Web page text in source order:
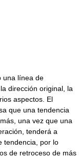
una línea de
dirección original, la
aspectos. El
que una tendencia
una vez que una
tenderá a
tendencia, por lo
de retroceso de más